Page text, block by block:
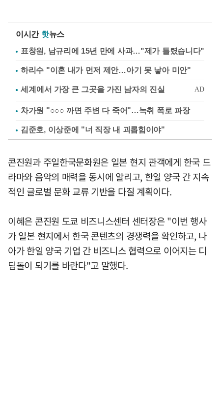
이시간 핫뉴스
표창원, 남규리에 15년 만에 사과…"제가 틀렸습니다"
하리수 "이혼 내가 먼저 제안…아기 못 낳아 미안"
차가원 "○○○ 까면 주변 다 죽어"…녹취 폭로 파장
김준호, 이상준에 "너 직장 내 괴롭힘이야"
콘진원과 주일한국문화원은 일본 현지 관객에게 한국 드
라마와 음악의 매력을 동시에 알리고, 한일 양국 간 지속
적인 글로벌 문화 교류 기반을 다질 계획이다.
이혜은 콘진원 도쿄 비즈니스센터 센터장은 "이번 행사
가 일본 현지에서 한국 콘텐츠의 경쟁력을 확인하고, 나
아가 한일 양국 기업 간 비즈니스 협력으로 이어지는 디
딤돌이 되기를 바란다"고 말했다.